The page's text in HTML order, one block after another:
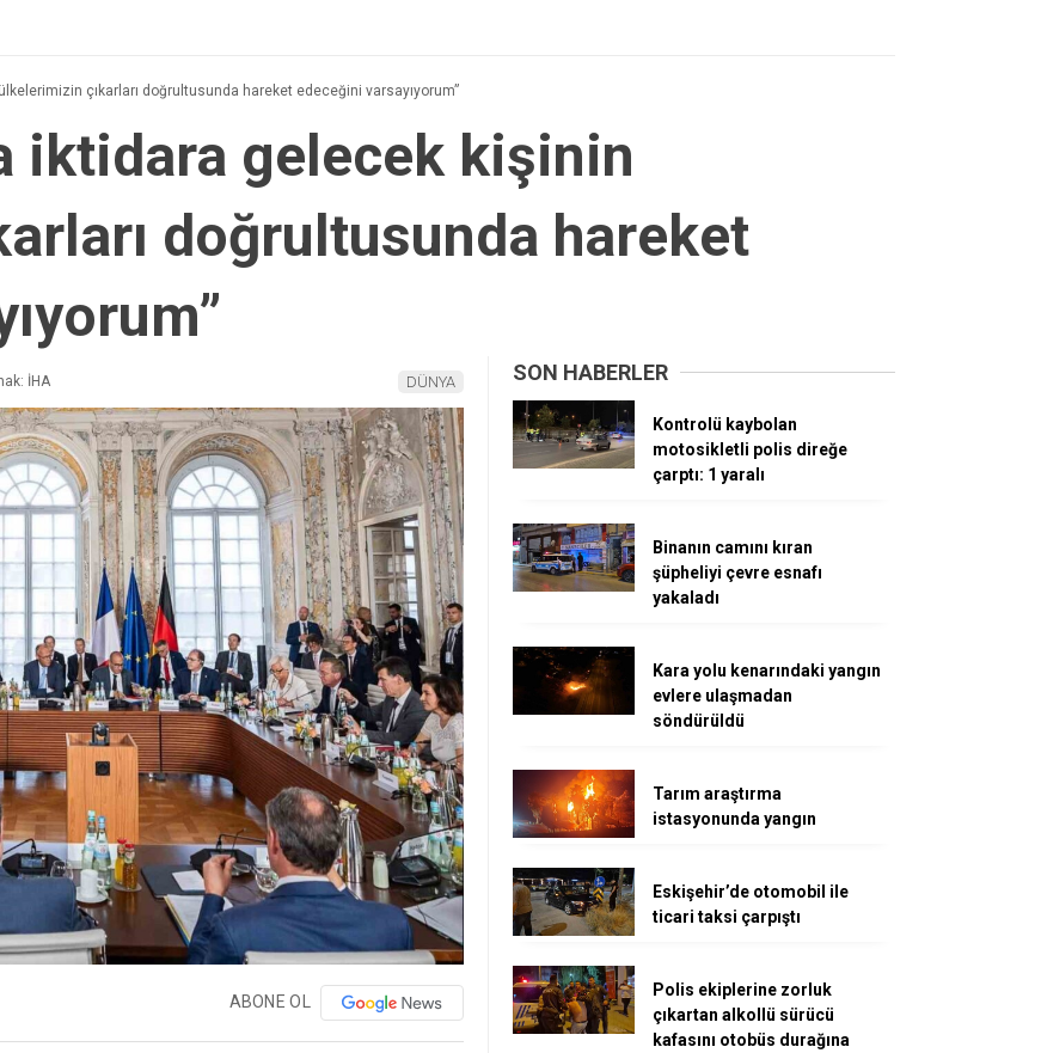
çıkarları doğrultusunda hareket edeceğini varsayıyorum”
iktidara gelecek kişinin
doğrultusunda hareket
İHA DÜNYA
ABONE OL
SON HABERLER
Kontrolü kaybolan
motosikletli polis direğe
çarptı: 1 yaralı
Binanın camını kıran
şüpheliyi çevre esnafı
yakaladı
Kara yolu kenarındaki yangın
evlere ulaşmadan
söndürüldü
Tarım araştırma
istasyonunda yangın
Eskişehir’de otomobil ile
ticari taksi çarpıştı
Polis ekiplerine zorluk
çıkartan alkollü sürücü
kafasını otobüs durağına